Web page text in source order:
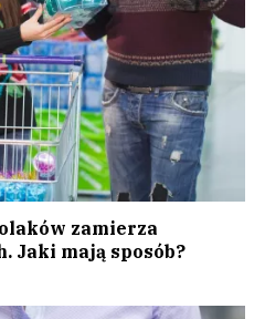
zamierza
Jaki mają sposób?